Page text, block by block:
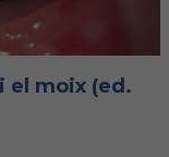
el moix (ed.